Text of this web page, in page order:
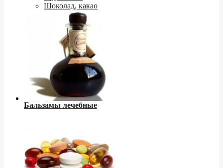
Шоколад, какао
Бальзамы лечебные